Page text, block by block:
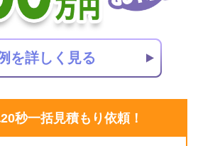
秒一括見積もり依頼！
を詳しく見る